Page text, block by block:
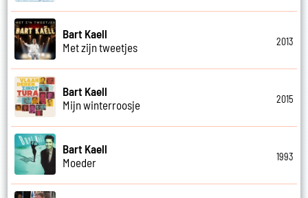
Bart Kaell
Met zijn tweetjes
2013
Bart Kaell
Mijn winterroosje
2015
Bart Kaell
Moeder
1993